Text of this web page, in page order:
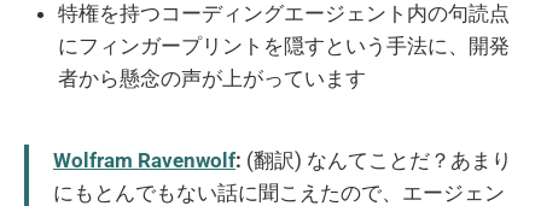
特権を持つコーディングエージェント内の句読点
にフィンガープリントを隠すという手法に、開発
者から懸念の声が上がっています
Wolfram Ravenwolf: (翻訳) なんてことだ？あまり
にもとんでもない話に聞こえたので、エージェン